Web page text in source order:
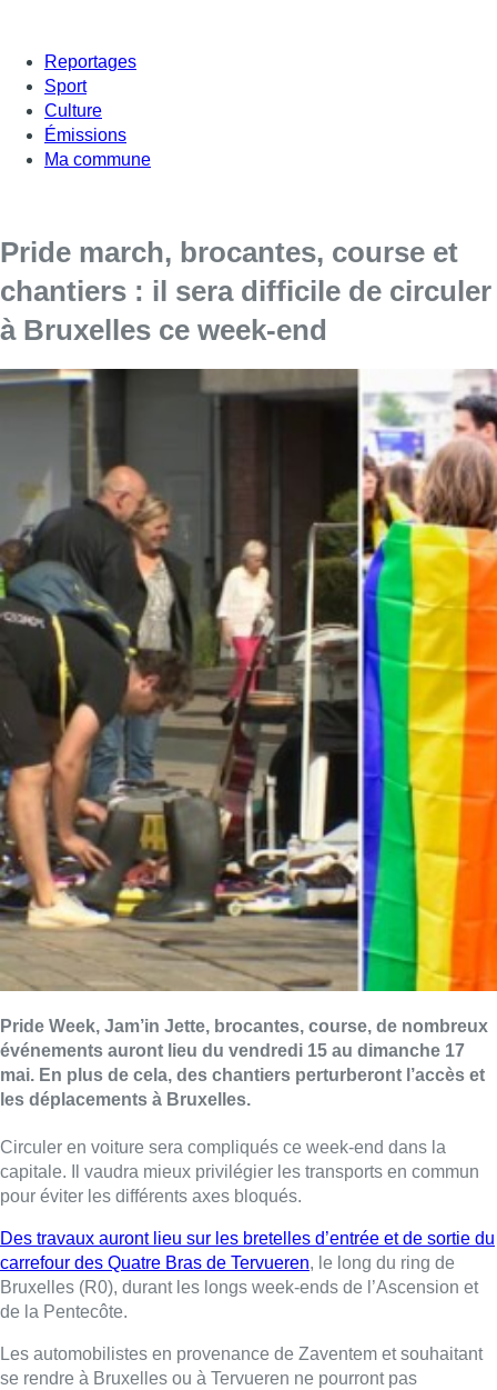
Reportages
Sport
Culture
Émissions
Ma commune
Pride march, brocantes, course et
chantiers : il sera difficile de circuler
à Bruxelles ce week-end
Pride Week, Jam’in Jette, brocantes, course, de nombreux
événements auront lieu du vendredi 15 au dimanche 17
mai. En plus de cela, des chantiers perturberont l’accès et
les déplacements à Bruxelles.
Circuler en voiture sera compliqués ce week-end dans la
capitale. Il vaudra mieux privilégier les transports en commun
pour éviter les différents axes bloqués.
Des travaux auront lieu sur les bretelles d’entrée et de sortie du
carrefour des Quatre Bras de Tervueren, le long du ring de
Bruxelles (R0), durant les longs week-ends de l’Ascension et
de la Pentecôte.
Les automobilistes en provenance de Zaventem et souhaitant
se rendre à Bruxelles ou à Tervueren ne pourront pas